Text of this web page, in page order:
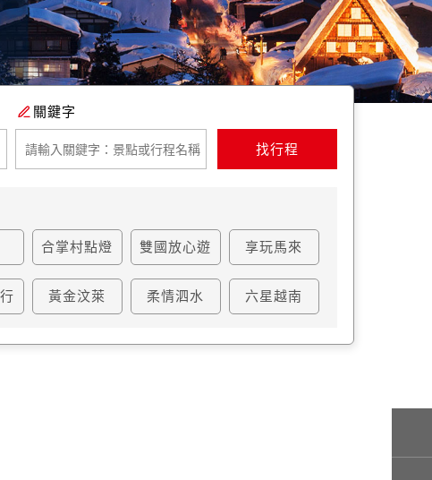
找行程
合掌村點燈 雙國放心遊 享玩馬來
黃金汶萊 柔情泗水 六星越南